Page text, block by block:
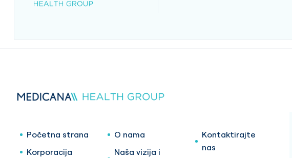
Početna strana
Korporacija
O nama
Naša vizija i
Kontaktirajte
nas